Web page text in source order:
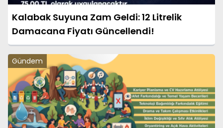
Kalabak Suyuna Zam Geldi: 12 Litrelik
Damacana Fiyatı Güncellendi!
Gündem